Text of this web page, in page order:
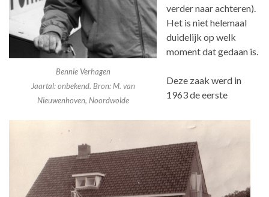
Bennie Verhagen
Jaartal: onbekend. Bron: M. van
Nieuwenhoven, Noordwolde
verder naar achteren).
Het is niet helemaal
duidelijk op welk
moment dat gedaan is.
Deze zaak werd in
1963 de eerste